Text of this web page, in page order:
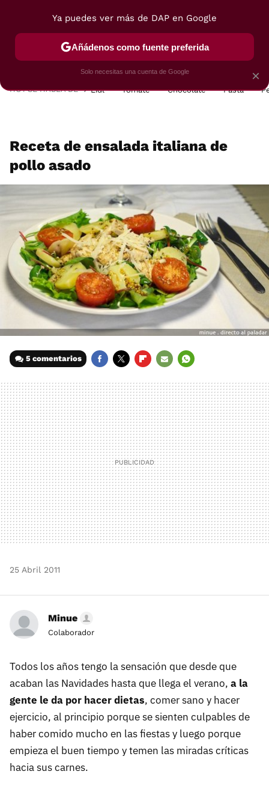
POSTRES VIAJES SELECCIÓN VEGUI
HOY SE HABLA DE Lidl Tomate Chocolate Pasta
Receta de ensalada italiana de
pollo asado
5 comentarios
MAIL
25 Abril 2011
Minue
Colaborador
Todos los años tengo la sensación que desde que
acaban las Navidades hasta que llega el verano, a la
gente le da por hacer dietas, comer sano y hacer
ejercicio, al principio porque se sienten culpables de
haber comido mucho en las fiestas y luego porque
empieza el buen tiempo y temen las miradas críticas
hacia sus carnes.
×
Ya puedes ver más de DAP en Google
Añádenos como fuente preferida
Solo necesitas una cuenta de Google